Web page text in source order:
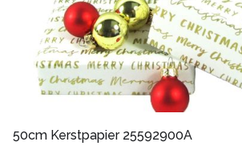
50cm Kerstpapier 25592900A